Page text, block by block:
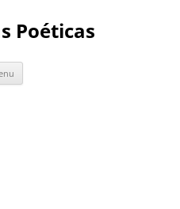
Poéticas